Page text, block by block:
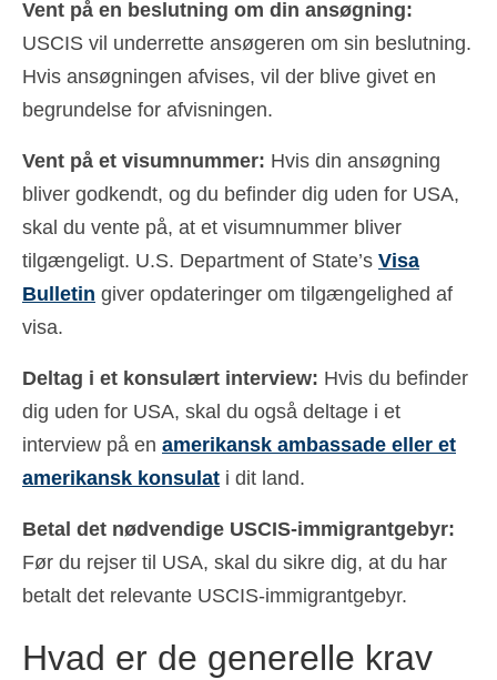
Vent på en beslutning om din ansøgning:
USCIS vil underrette ansøgeren om sin beslutning.
Hvis ansøgningen afvises, vil der blive givet en
begrundelse for afvisningen.
Vent på et visumnummer: Hvis din ansøgning
bliver godkendt, og du befinder dig uden for USA,
skal du vente på, at et visumnummer bliver
tilgængeligt. U.S. Department of State’s Visa
Bulletin giver opdateringer om tilgængelighed af
visa.
Deltag i et konsulært interview: Hvis du befinder
dig uden for USA, skal du også deltage i et
interview på en amerikansk ambassade eller et
amerikansk konsulat i dit land.
Betal det nødvendige USCIS-immigrantgebyr:
Før du rejser til USA, skal du sikre dig, at du har
betalt det relevante USCIS-immigrantgebyr.
Hvad er de generelle krav